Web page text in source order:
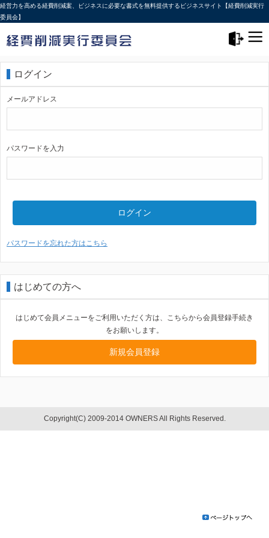
経営力を高める経費削減案、ビジネスに必要な書式を無料提供するビジネスサイト【経費削減実行
委員会】
ログイン
メールアドレス
パスワードを入力
ログイン
パスワードを忘れた方はこちら
はじめての方へ
はじめて会員メニューをご利用いただく方は、こちらから会員登録手続き
をお願いします。
新規会員登録
Copyright(C) 2009-2014 OWNERS All Rights Reserved.